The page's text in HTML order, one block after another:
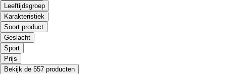
Leeftijdsgroep
Karakteristiek
Soort product
Geslacht
Sport
Prijs
Bekijk de 557 producten